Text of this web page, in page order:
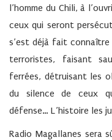
l’homme du Chili, à
ceux qui seront
s’est déjà fait
terroristes, faisant
ferrées, détruisant les
du silence de ceux
défense… L’histoire les
Radio Magallanes sera